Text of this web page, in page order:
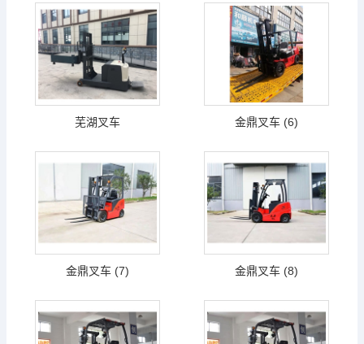
芜湖叉车 金鼎叉车 (6)
金鼎叉车 (7) 金鼎叉车 (8)